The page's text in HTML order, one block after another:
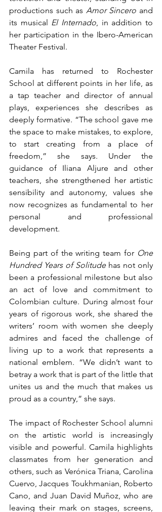
productions such as Amor Sincero and
its musical El Internado , in addition to
her participation in the Ibero-American
Theater Festival.
Camila has returned to Rochester
School at different points in her life, as
a tap teacher and director of annual
plays, experiences she describes as
deeply formative. “The school gave me
the space to make mistakes, to explore,
to start creating from a place of
freedom,” she says. Under the
guidance of Iliana Aljure and other
teachers, she strengthened her artistic
sensibility and autonomy, values she
now recognizes as fundamental to her
personal and professional
development.
Being part of the writing team for One
Hundred Years of Solitude has not only
been a professional milestone but also
an act of love and commitment to
Colombian culture. During almost four
years of rigorous work, she shared the
writers’ room with women she deeply
admires and faced the challenge of
living up to a work that represents a
national emblem. “We didn’t want to
betray a work that is part of the little that
unites us and the much that makes us
proud as a country,” she says.
The impact of Rochester School alumni
on the artistic world is increasingly
visible and powerful. Camila highlights
classmates from her generation and
others, such as Verónica Triana, Carolina
Cuervo, Jacques Toukhmanian, Roberto
Cano, and Juan David Muñoz, who are
leaving their mark on stages, screens,